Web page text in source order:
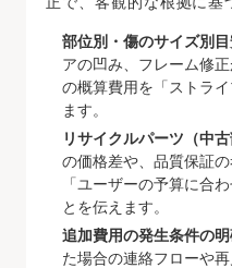
部位別・傷のサイズ別
アの凹み、フレーム修
の概算費用を「ストラ
ます。
リサイクルパーツ（中
の価格差や、品質保証
「ユーザーの予算に合
とを伝えます。
追加費用の発生条件の
た場合の連絡フローや